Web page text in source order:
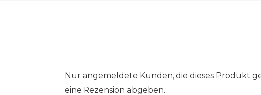
Nur angemeldete Kunden, die dieses Produkt
eine Rezension abgeben.